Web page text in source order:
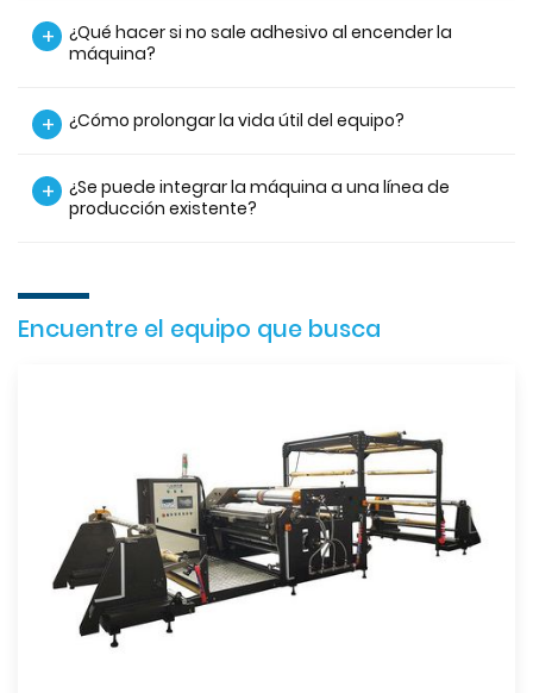
+
¿Qué hacer si no sale adhesivo al encender la
máquina?
+ ¿Cómo prolongar la vida útil del equipo?
+
¿Se puede integrar la máquina a una línea de
producción existente?
Encuentre el equipo que busca